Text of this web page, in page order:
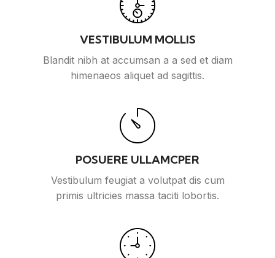
VESTIBULUM MOLLIS
Blandit nibh at accumsan a a sed et diam
himenaeos aliquet ad sagittis.
POSUERE ULLAMCPER
Vestibulum feugiat a volutpat dis cum
primis ultricies massa taciti lobortis.